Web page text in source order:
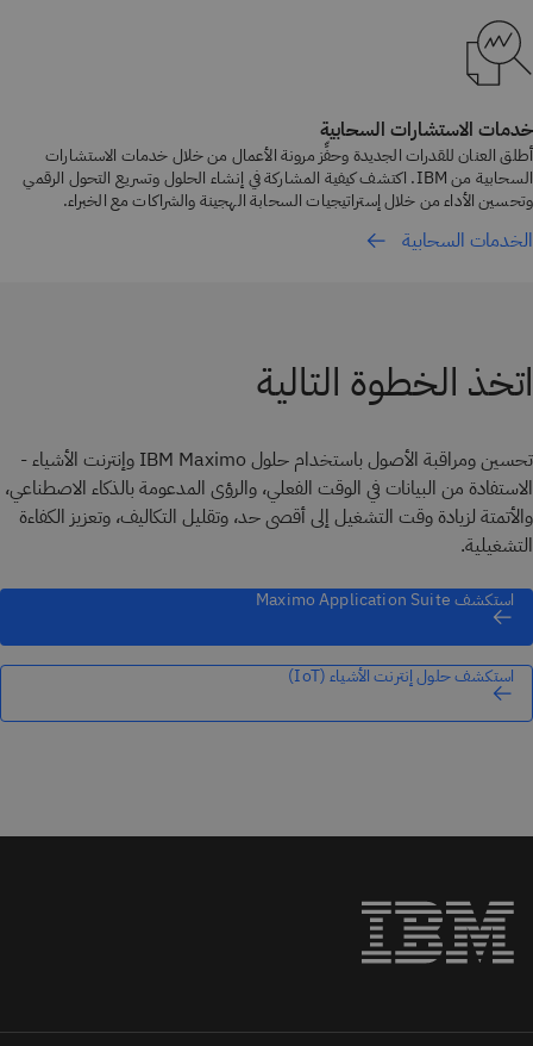
خدمات الاستشارات السحابية
أطلق العنان للقدرات الجديدة وحفِّز مرونة الأعمال من خلال خدمات الاستشارات
السحابية من IBM. اكتشف كيفية المشاركة في إنشاء الحلول وتسريع التحول الرقمي
وتحسين الأداء من خلال إستراتيجيات السحابة الهجينة والشراكات مع الخبراء.
الخدمات السحابية
اتخذ الخطوة التالية
تحسين ومراقبة الأصول باستخدام حلول IBM Maximo وإنترنت الأشياء -
الاستفادة من البيانات في الوقت الفعلي، والرؤى المدعومة بالذكاء الاصطناعي،
والأتمتة لزيادة وقت التشغيل إلى أقصى حد، وتقليل التكاليف، وتعزيز الكفاءة
التشغيلية.
استكشف Maximo Application Suite
استكشف حلول إنترنت الأشياء (IoT)